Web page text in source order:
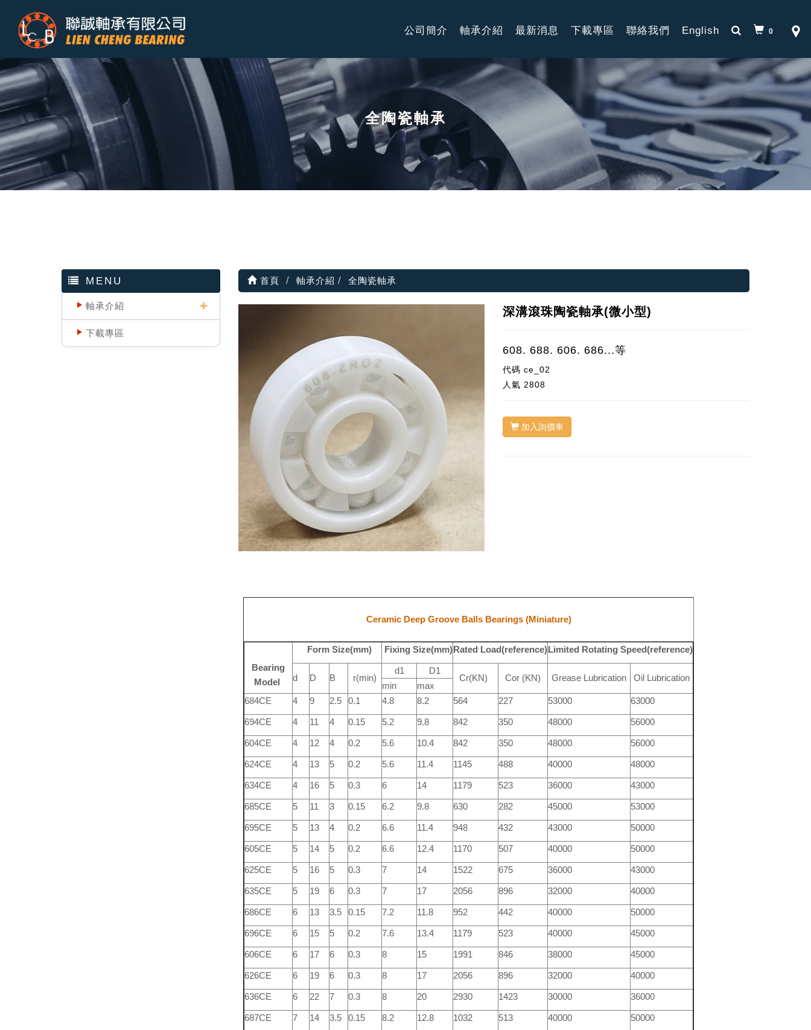
公司簡介 軸承介紹 最新消息 下載專區 聯絡我們 English 0
全陶瓷軸承
MENU
軸承介紹
下載專區
首頁 軸承介紹 全陶瓷軸承
深溝滾珠陶瓷軸承(微小型)
608. 688. 606. 686...等
代碼ce_02
人氣 2808
加入詢價車
Ceramic Deep Groove Balls Bearings (Miniature)
Bearing
Model
Form Size(mm) Fixing Size(mm) Rated Load(reference) Limited Rotating Speed(reference)
d D B r(min)
d1 D1
Cr(KN) Cor (KN) Grease Lubrication
Oil Lubrication
min
max
684CE
4 9 2.5 0.1 4.8 8.2 564 227 53000 63000
694CE 4 11 4 0.15 5.2 9.8 842 350 48000 56000
604CE 4 12 4 0.2 5.6 10.4 842 350 48000 56000
624CE 4 13 5 0.2 5.6 11.4 1145 488 40000 48000
634CE 4 16 5 0.3 6 14 1179 523 36000 43000
685CE 5 11 3 0.15 6.2 9.8 630 282 45000 53000
695CE 5 13 4 0.2 6.6 11.4 948 432 43000 50000
605CE 5 14 5 0.2 6.6 12.4 1170 507 40000 50000
625CE 5 16 5 0.3 7 14 1522 675 36000 43000
635CE 5 19 6 0.3 7 17 2056 896 32000 40000
686CE 6 13 3.5 0.15 7.2 11.8 952 442 40000 50000
696CE 6 15 5 0.2 7.6 13.4 1179 523 40000 45000
606CE 6 17 6 0.3 8 15 1991 846 38000 45000
626CE 6 19 6 0.3 8 17 2056 896 32000 40000
636CE 6 22 7 0.3 8 20 2930 1423 30000 36000
687CE 7 14 3.5 0.15 8.2 12.8 1032 513 40000 50000